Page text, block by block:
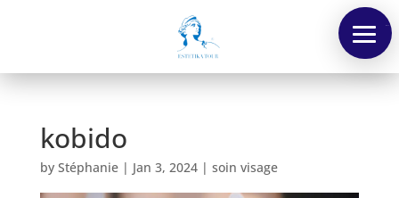
kobido
by Stéphanie| Jan 3, 2024| soin visage